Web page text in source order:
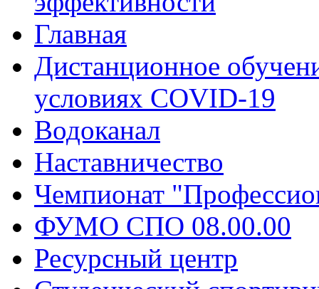
Главная
Дистанционное
условиях COVID-19
Водоканал
Наставничество
Чемпионат
ФУМО СПО 08.00.00
Ресурсный центр